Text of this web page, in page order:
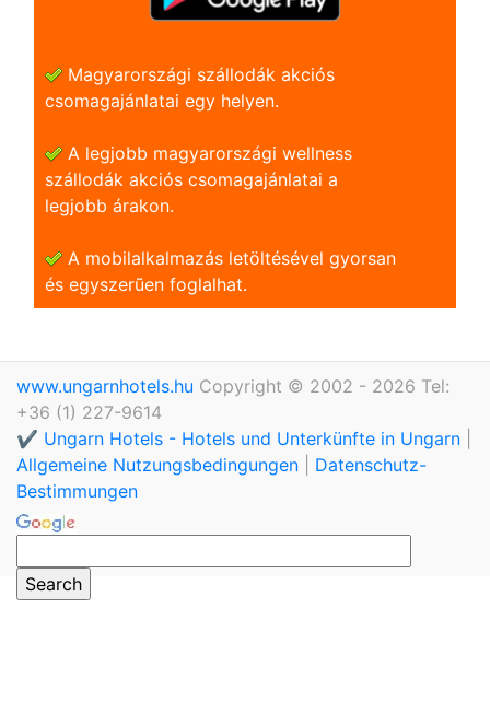
Magyarországi szállodák akciós
csomagajánlatai egy helyen.
A legjobb magyarországi wellness
szállodák akciós csomagajánlatai a
legjobb árakon.
A mobilalkalmazás letöltésével gyorsan
és egyszerũen foglalhat.
www.ungarnhotels.hu Copyright © 2002 - 2026 Tel:
+36 (1) 227-9614
✔️ Ungarn Hotels - Hotels und Unterkünfte in Ungarn
Allgemeine Nutzungsbedingungen
Datenschutz-
Bestimmungen